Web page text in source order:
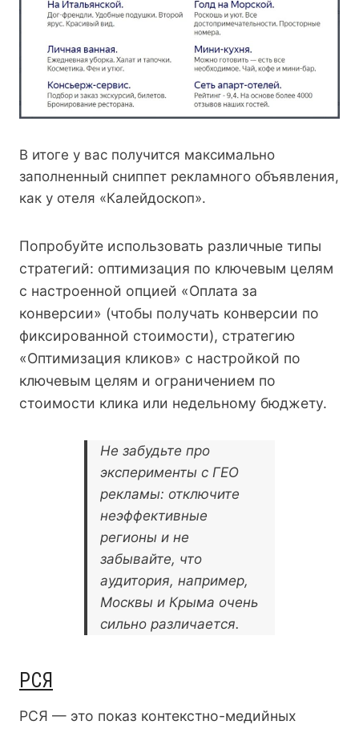
В итоге у вас получится максимально
заполненный сниппет рекламного объявления,
как у отеля «Калейдоскоп».
Попробуйте использовать различные типы
стратегий: оптимизация по ключевым целям
с настроенной опцией «Оплата за
конверсии» (чтобы получать конверсии по
фиксированной стоимости), стратегию
«Оптимизация кликов» с настройкой по
ключевым целям и ограничением по
стоимости клика или недельному бюджету.
Не забудьте про
эксперименты с ГЕО
рекламы: отключите
неэффективные
регионы и не
забывайте, что
аудитория, например,
Москвы и Крыма очень
сильно различается.
РСЯ
РСЯ — это показ контекстно-медийных